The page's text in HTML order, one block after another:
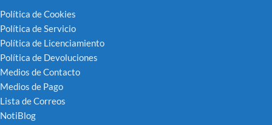
Política de Cookies
Política de Servicio
Política de Licenciamiento
Política de Devoluciones
Medios de Contacto
Medios de Pago
Lista de Correos
NotiBlog